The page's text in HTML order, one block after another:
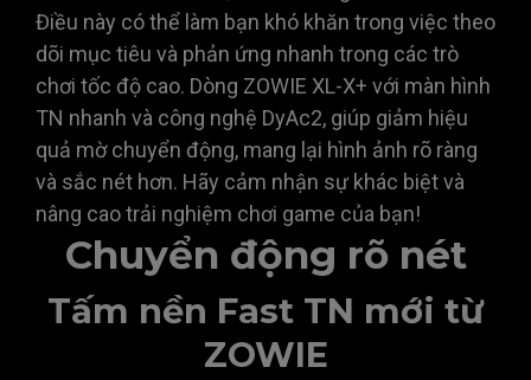
Điều này có thể làm bạn khó khăn trong việc theo
dõi mục tiêu và phản ứng nhanh trong các trò
chơi tốc độ cao. Dòng ZOWIE XL-X+ với màn hình
TN nhanh và công nghệ DyAc2, giúp giảm hiệu
quả mờ chuyển động, mang lại hình ảnh rõ ràng
và sắc nét hơn. Hãy cảm nhận sự khác biệt và
nâng cao trải nghiệm chơi game của bạn!
Chuyển động rõ nét
Tấm nền Fast TN mới từ
ZOWIE